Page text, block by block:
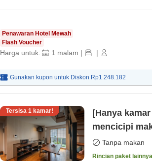
Penawaran Hotel Mewah
Flash Voucher
Harga untuk: 1 malam | |
Gunakan kupon untuk Diskon Rp1.248.182
Tersisa 1 kamar!
[Hanya
mencicipi
dengan
Tanpa makan
Rincian paket lainnya